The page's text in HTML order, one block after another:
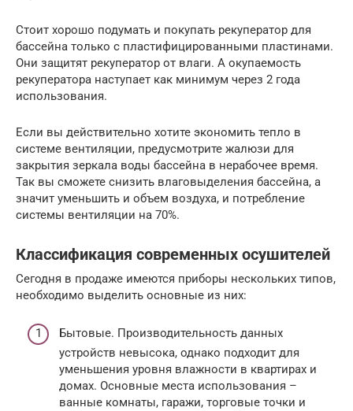
Стоит хорошо подумать и покупать рекуператор для
бассейна только с пластифицированными пластинами.
Они защитят рекуператор от влаги. А окупаемость
рекуператора наступает как минимум через 2 года
использования.
Если вы действительно хотите экономить тепло в
системе вентиляции, предусмотрите жалюзи для
закрытия зеркала воды бассейна в нерабочее время.
Так вы сможете снизить влаговыделения бассейна, а
значит уменьшить и объем воздуха, и потребление
системы вентиляции на 70%.
Классификация современных осушителей
Сегодня в продаже имеются приборы нескольких типов,
необходимо выделить основные из них:
Бытовые. Производительность данных
устройств невысока, однако подходит для
уменьшения уровня влажности в квартирах и
домах. Основные места использования –
ванные комнаты, гаражи, торговые точки и